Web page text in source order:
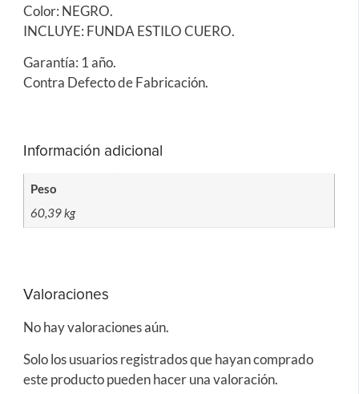
Color: NEGRO.
INCLUYE: FUNDA ESTILO CUERO.
Garantía: 1 año.
Contra Defecto de Fabricación.
Información adicional
Peso
60,39 kg
Valoraciones
No hay valoraciones aún.
Solo los usuarios registrados que hayan comprado
este producto pueden hacer una valoración.